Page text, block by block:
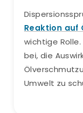
Reaktion auf
wichtige
bei, die
Umwelt zu